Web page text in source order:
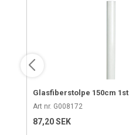
Glasfiberstolpe 150cm 1st
Art nr. G008172
87,20 SEK